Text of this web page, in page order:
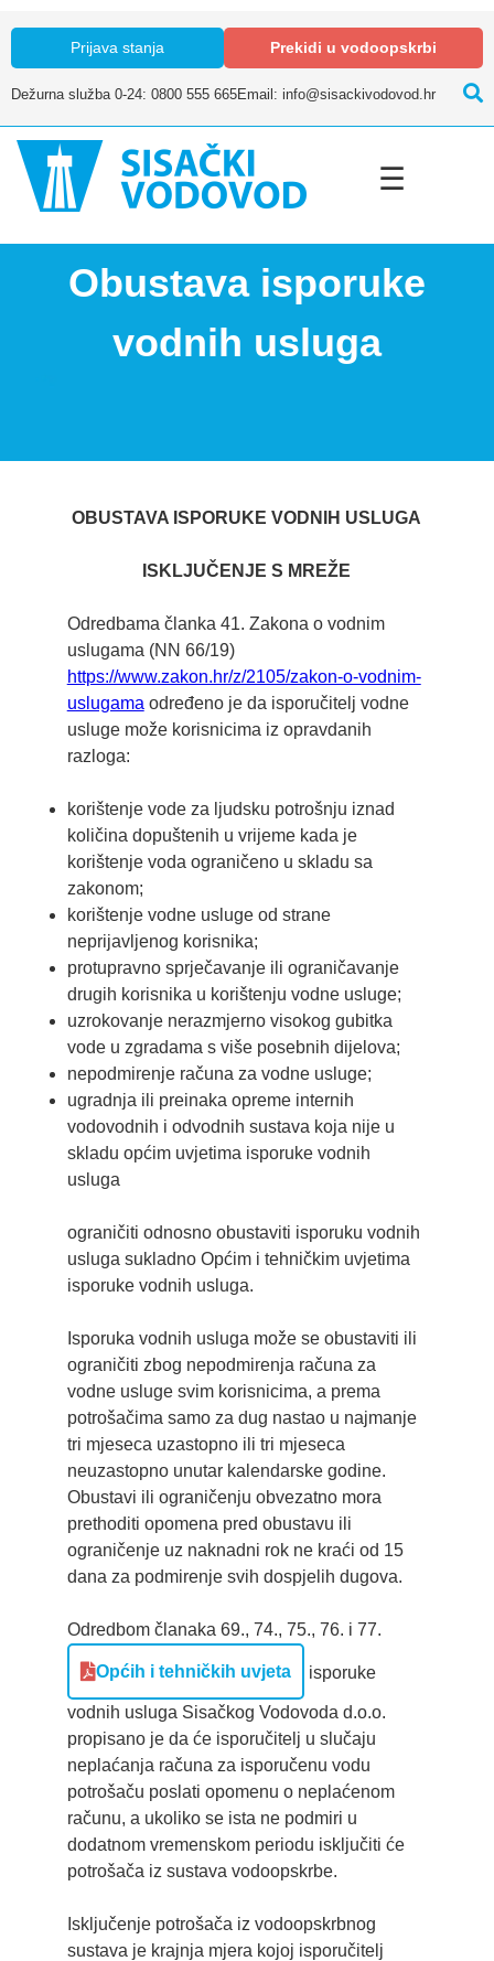
Prijava stanja Prekidi u vodoopskrbi
Dežurna služba 0-24: 0800 555 665Email: info@sisackivodovod.hr
☰
Obustava isporuke
vodnih usluga
OBUSTAVA ISPORUKE VODNIH USLUGA
ISKLJUČENJE S MREŽE
Odredbama članka 41. Zakona o vodnim
uslugama (NN 66/19)
https://www.zakon.hr/z/2105/zakon-o-vodnim-
uslugama određeno je da isporučitelj vodne
usluge može korisnicima iz opravdanih
razloga:
korištenje vode za ljudsku potrošnju iznad
količina dopuštenih u vrijeme kada je
korištenje voda ograničeno u skladu sa
zakonom;
korištenje vodne usluge od strane
neprijavljenog korisnika;
protupravno sprječavanje ili ograničavanje
drugih korisnika u korištenju vodne usluge;
uzrokovanje nerazmjerno visokog gubitka
vode u zgradama s više posebnih dijelova;
nepodmirenje računa za vodne usluge;
ugradnja ili preinaka opreme internih
vodovodnih i odvodnih sustava koja nije u
skladu općim uvjetima isporuke vodnih
usluga
ograničiti odnosno obustaviti isporuku vodnih
usluga sukladno Općim i tehničkim uvjetima
isporuke vodnih usluga.
Isporuka vodnih usluga može se obustaviti ili
ograničiti zbog nepodmirenja računa za
vodne usluge svim korisnicima, a prema
potrošačima samo za dug nastao u najmanje
tri mjeseca uzastopno ili tri mjeseca
neuzastopno unutar kalendarske godine.
Obustavi ili ograničenju obvezatno mora
prethoditi opomena pred obustavu ili
ograničenje uz naknadni rok ne kraći od 15
dana za podmirenje svih dospjelih dugova.
Odredbom članaka 69., 74., 75., 76. i 77.
Općih i tehničkih uvjeta isporuke
vodnih usluga Sisačkog Vodovoda d.o.o.
propisano je da će isporučitelj u slučaju
neplaćanja računa za isporučenu vodu
potrošaču poslati opomenu o neplaćenom
računu, a ukoliko se ista ne podmiri u
dodatnom vremenskom periodu isključiti će
potrošača iz sustava vodoopskrbe.
Isključenje potrošača iz vodoopskrbnog
sustava je krajnja mjera kojoj isporučitelj